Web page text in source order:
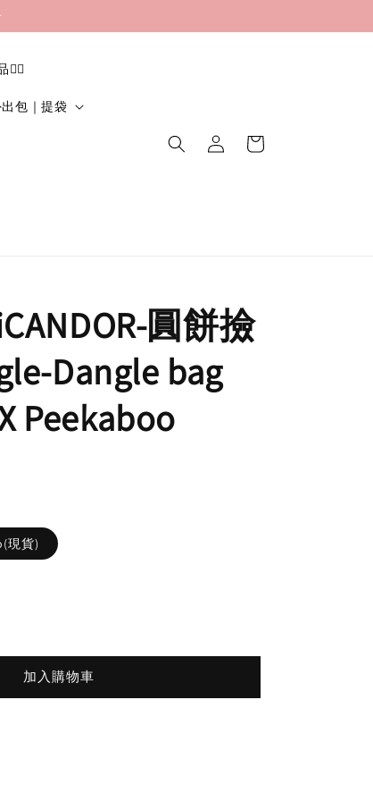
❤️‍🔥
包｜提袋
圓餅撿
Dangle bag
Peekaboo
現貨)
加入購物車